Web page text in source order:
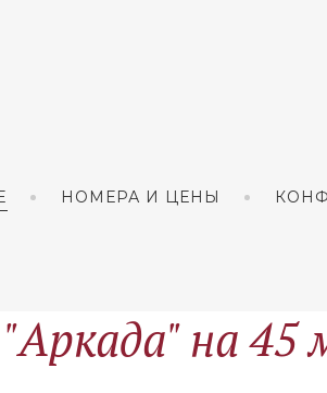
НОМЕРА И ЦЕНЫ
на